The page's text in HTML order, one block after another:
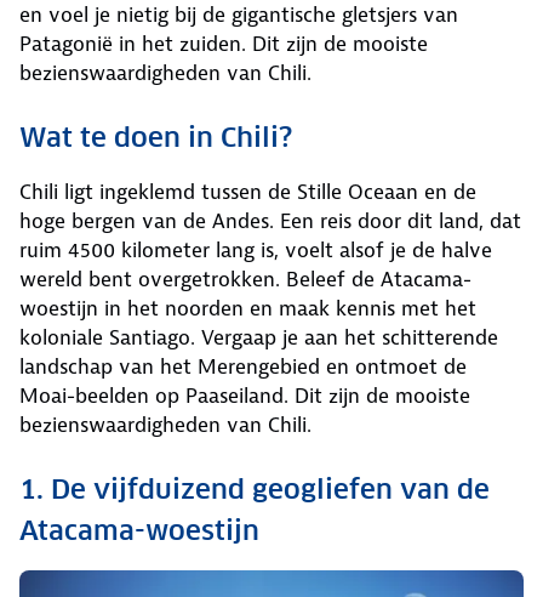
en voel je nietig bij de gigantische gletsjers van
Patagonië in het zuiden. Dit zijn de mooiste
bezienswaardigheden van Chili.
Wat te doen in Chili?
Chili ligt ingeklemd tussen de Stille Oceaan en de
hoge bergen van de Andes. Een reis door dit land, dat
ruim 4500 kilometer lang is, voelt alsof je de halve
wereld bent overgetrokken. Beleef de Atacama-
woestijn in het noorden en maak kennis met het
koloniale Santiago. Vergaap je aan het schitterende
landschap van het Merengebied en ontmoet de
Moai-beelden op Paaseiland. Dit zijn de mooiste
bezienswaardigheden van Chili.
1. De vijfduizend geogliefen van de
Atacama-woestijn